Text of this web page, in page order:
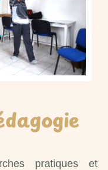
pratiques et